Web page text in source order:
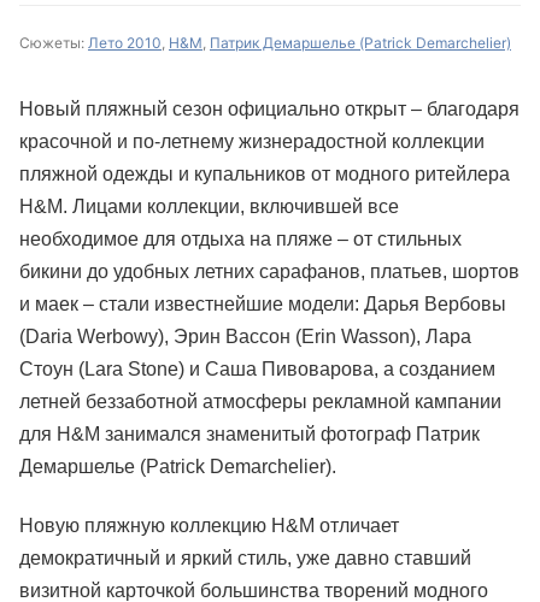
Сюжеты: Лето 2010, H&M, Патрик Демаршелье (Patrick Demarchelier)
Новый пляжный сезон официально открыт – благодаря
красочной и по-летнему жизнерадостной коллекции
пляжной одежды и купальников от модного ритейлера
H&M. Лицами коллекции, включившей все
необходимое для отдыха на пляже – от стильных
бикини до удобных летних сарафанов, платьев, шортов
и маек – стали известнейшие модели: Дарья Вербовы
(Daria Werbowy), Эрин Вассон (Erin Wasson), Лара
Стоун (Lara Stone) и Саша Пивоварова, а созданием
летней беззаботной атмосферы рекламной кампании
для H&M занимался знаменитый фотограф Патрик
Демаршелье (Patrick Demarchelier).
Новую пляжную коллекцию H&M отличает
демократичный и яркий стиль, уже давно ставший
визитной карточкой большинства творений модного